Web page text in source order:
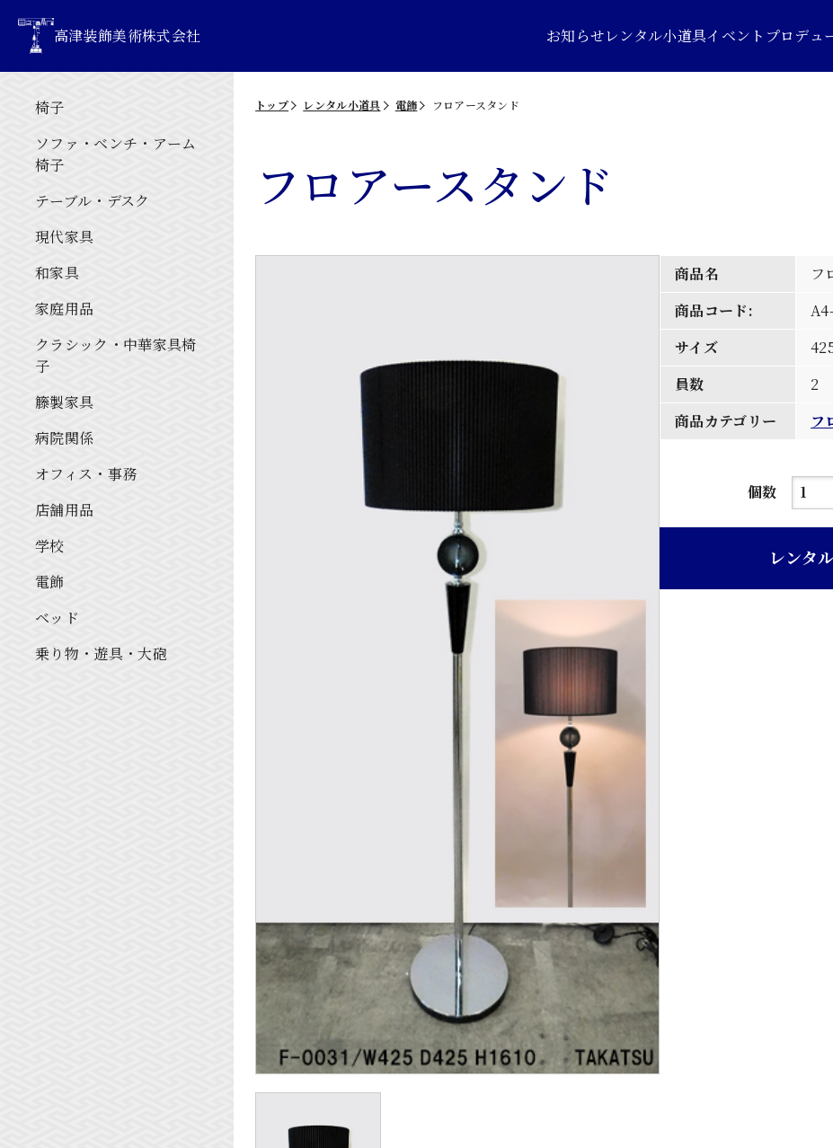
高津装飾美術株式会社 お知らせレンタル小道具イベントプロデュ
椅子
ソファ・ベンチ・アーム
椅子
テーブル・デスク
現代家具
和家具
家庭用品
クラシック・中華家具椅
子
籐製家具
病院関係
オフィス・事務
店舗用品
学校
電飾
ベッド
乗り物・遊具・大砲
トップ レンタル小道具 電飾 フロアースタンド
フロアースタンド
商品名
フ
商品コード:
サイズ
員数
2
商品カテゴリー
フ
個数
フ
レンタ